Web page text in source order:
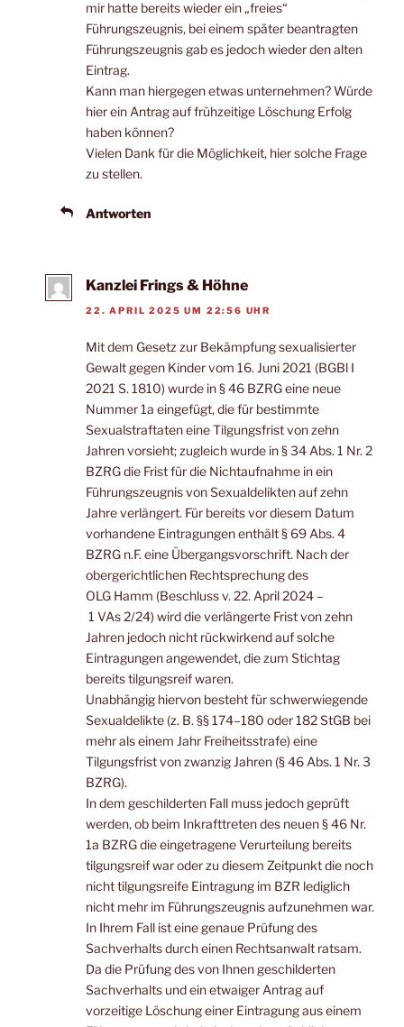
mir hatte bereits wieder ein „freies“
Führungszeugnis, bei einem später beantragten
Führungszeugnis gab es jedoch wieder den alten
Eintrag.
Kann man hiergegen etwas unternehmen? Würde
hier ein Antrag auf frühzeitige Löschung Erfolg
haben können?
Vielen Dank für die Möglichkeit, hier solche Frage
zu stellen.
Antworten
Kanzlei Frings & Höhne
22. APRIL 2025 UM 22:56 UHR
Mit dem Gesetz zur Bekämpfung sexualisierter
Gewalt gegen Kinder vom 16. Juni 2021 (BGBl I
2021 S. 1810) wurde in § 46 BZRG eine neue
Nummer 1a eingefügt, die für bestimmte
Sexualstraftaten eine Tilgungsfrist von zehn
Jahren vorsieht; zugleich wurde in § 34 Abs. 1 Nr. 2
BZRG die Frist für die Nichtaufnahme in ein
Führungszeugnis von Sexualdelikten auf zehn
Jahre verlängert. Für bereits vor diesem Datum
vorhandene Eintragungen enthält § 69 Abs. 4
BZRG n.F. eine Übergangsvorschrift. Nach der
obergerichtlichen Rechtsprechung des
OLG Hamm (Beschluss v. 22. April 2024 –
1 VAs 2/24) wird die verlängerte Frist von zehn
Jahren jedoch nicht rückwirkend auf solche
Eintragungen angewendet, die zum Stichtag
bereits tilgungsreif waren.
Unabhängig hiervon besteht für schwerwiegende
Sexualdelikte (z. B. §§ 174–180 oder 182 StGB bei
mehr als einem Jahr Freiheitsstrafe) eine
Tilgungsfrist von zwanzig Jahren (§ 46 Abs. 1 Nr. 3
BZRG).
In dem geschilderten Fall muss jedoch geprüft
werden, ob beim Inkrafttreten des neuen § 46 Nr.
1a BZRG die eingetragene Verurteilung bereits
tilgungsreif war oder zu diesem Zeitpunkt die noch
nicht tilgungsreife Eintragung im BZR lediglich
nicht mehr im Führungszeugnis aufzunehmen war.
In Ihrem Fall ist eine genaue Prüfung des
Sachverhalts durch einen Rechtsanwalt ratsam.
Da die Prüfung des von Ihnen geschilderten
Sachverhalts und ein etwaiger Antrag auf
vorzeitige Löschung einer Eintragung aus einem